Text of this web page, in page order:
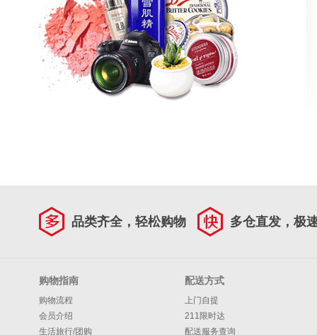
品类齐全，轻松购物 多仓直发，极
购物指南
购物流程
会员介绍
生活旅行/团购
配送方式
上门自提
211限时达
配送服务查询